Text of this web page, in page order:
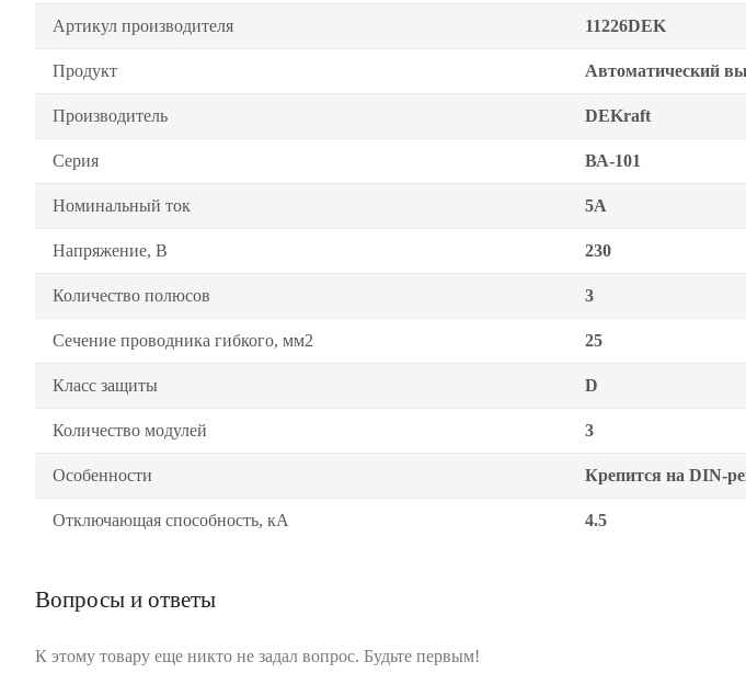
Артикул производителя 11226DEK
Продукт Автоматический
Производитель DEKraft
Серия ВА-101
Номинальный ток 5А
Напряжение, В 230
Количество полюсов 3
Сечение проводника гибкого, мм2 25
Класс защиты D
Количество модулей 3
Особенности Крепится на DIN-
Отключающая способность, кА 4.5
Вопросы и ответы
К этому товару еще никто не задал вопрос. Будьте первым!